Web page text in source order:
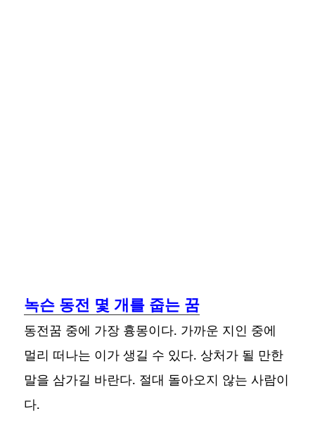
녹슨 동전 몇 개를 줍는 꿈
동전꿈 중에 가장 흉몽이다. 가까운 지인 중에
멀리 떠나는 이가 생길 수 있다. 상처가 될 만한
말을 삼가길 바란다. 절대 돌아오지 않는 사람이
다.